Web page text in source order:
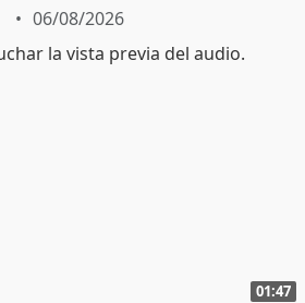
06/08/2026
01:47